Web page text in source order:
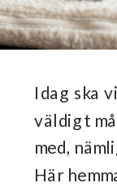
Idag ska
väldigt
med,
Här